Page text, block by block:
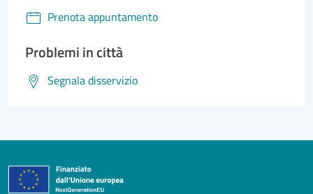
Prenota appuntamento
Problemi in città
Segnala disservizio